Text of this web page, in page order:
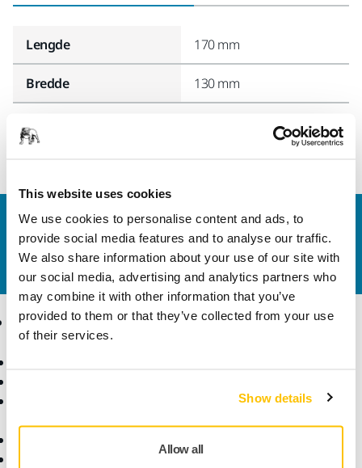
This website uses cookies
We use cookies to personalise content and ads, to
provide social media features and to analyse our traffic.
We also share information about your use of our site with
our social media, advertising and analytics partners who
may combine it with other information that you’ve
provided to them or that they’ve collected from your use
of their services.
Show details
Allow all
Lengde 170 mm
Bredde 130 mm
Kontakt oss
Vil du vite mer?Ta kontakt, så svarer støtteteamet
vårt på spørsmålene dine.
Produkter Kunnskap
Løsninger